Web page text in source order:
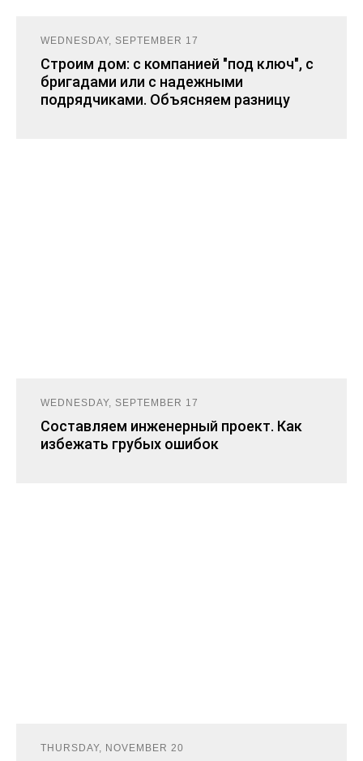
WEDNESDAY, SEPTEMBER 17
Строим дом: с компанией "под ключ", с
бригадами или с надежными
подрядчиками. Объясняем разницу
WEDNESDAY, SEPTEMBER 17
Составляем инженерный проект. Как
избежать грубых ошибок
THURSDAY, NOVEMBER 20